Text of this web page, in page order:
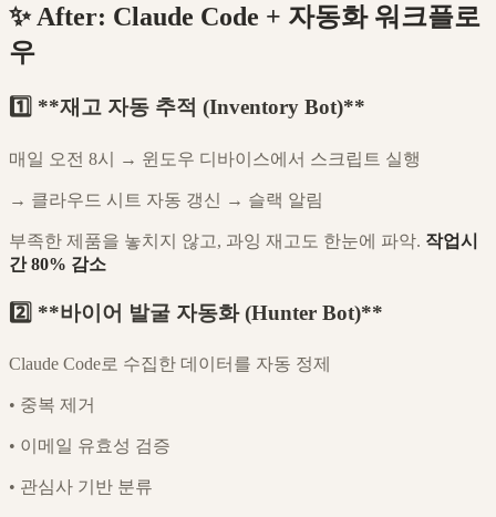
✨ After: Claude Code + 자동화 워크플로
우
1️⃣ **재고 자동 추적 (Inventory Bot)**
매일 오전 8시 → 윈도우 디바이스에서 스크립트 실행
→ 클라우드 시트 자동 갱신 → 슬랙 알림
부족한 제품을 놓치지 않고, 과잉 재고도 한눈에 파악. 작업시
간 80% 감소
2️⃣ **바이어 발굴 자동화 (Hunter Bot)**
Claude Code로 수집한 데이터를 자동 정제
• 중복 제거
• 이메일 유효성 검증
• 관심사 기반 분류